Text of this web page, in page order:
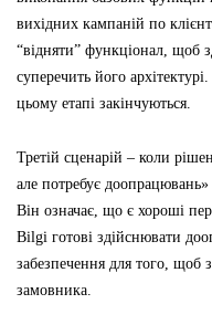
вихідних кампаній по
“відняти” функціонал, щоб
суперечить його
цьому етапі закінчуються.
Третій сценарій – коли
але потребує
Він означає, що є хороші
Bilgi готові здійснювати
забезпечення для того, щоб
замовника.